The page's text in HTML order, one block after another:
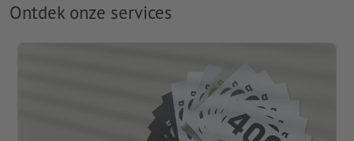
Ontdek onze services